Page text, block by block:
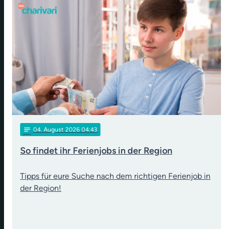
notes 04. August 2026 04:43
So findet ihr Ferienjobs in der Region
Tipps für eure Suche nach dem richtigen Ferienjob in
der Region!